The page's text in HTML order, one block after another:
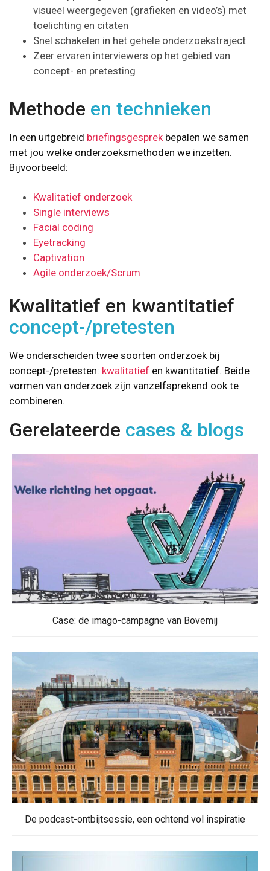
visueel weergegeven (grafieken en video’s) met
toelichting en citaten
Snel schakelen in het gehele onderzoekstraject
Zeer ervaren interviewers op het gebied van
concept- en pretesting
Methode en technieken
In een uitgebreid briefingsgesprekbepalen we samen
met jou welke onderzoeksmethoden we inzetten.
Bijvoorbeeld:
Kwalitatief onderzoek
Single interviews
Facial coding
Eyetracking
Captivation
Agile onderzoek/Scrum
Kwalitatief en kwantitatief
concept-/pretesten
We onderscheiden twee soorten onderzoek bij
concept-/pretesten: kwalitatief en kwantitatief. Beide
vormen van onderzoek zijn vanzelfsprekend ook te
combineren.
Gerelateerde cases & blogs
Case: de imago-campagne van Bovemij
De podcast-ontbijtsessie, een ochtend vol inspiratie